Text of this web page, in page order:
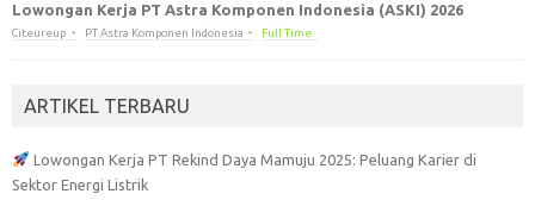
Lowongan Kerja PT Astra Komponen Indonesia (ASKI) 2026
Citeureup PT Astra Komponen Indonesia Full Time
ARTIKEL TERBARU
Lowongan Kerja PT Rekind Daya Mamuju 2025: Peluang Karier di
Sektor Energi Listrik